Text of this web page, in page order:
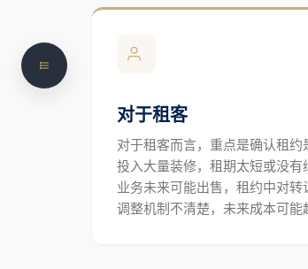
对于租客
对于租客而言，重点是确认租
投入大量装修，租期太短或没
业务未来可能出售，租约中对
调整机制不清楚，未来成本可能
对于房东
保证金和银行担保
装修、维修和恢复原状